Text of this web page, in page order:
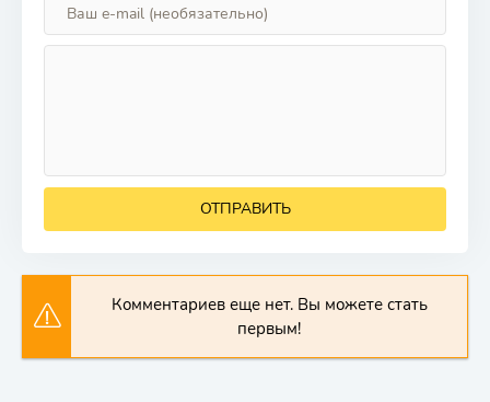
ОТПРАВИТЬ
Комментариев еще нет. Вы можете стать
первым!